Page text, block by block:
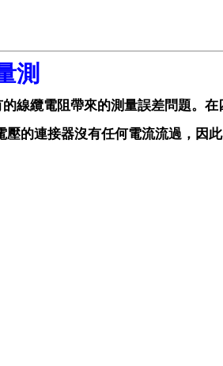
測
線纜電阻帶來的測量誤差問題。
的連接器沒有任何電流流過，因